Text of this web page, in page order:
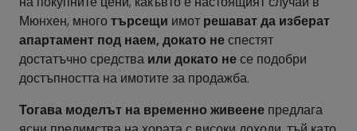
Мюнхен, многотърсещи имот решават да изберат
апартамент под наем, докато неспестят
достатъчно средства или докато несе подобри
достъпността на имотите за продажба.
Тогава моделът на временно живеене предлага